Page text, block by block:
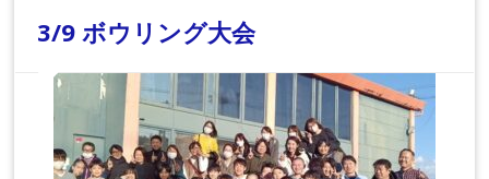
3/9 ボウリング大会